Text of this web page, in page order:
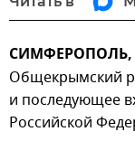
СИМФЕРОПОЛЬ,
Общекрымский
и последующее
Российской